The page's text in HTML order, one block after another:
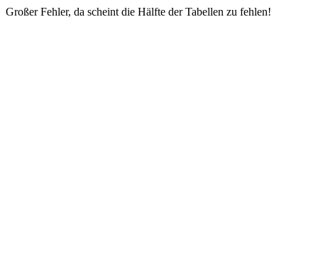
Großer Fehler, da scheint die Hälfte der Tabellen zu fehlen!